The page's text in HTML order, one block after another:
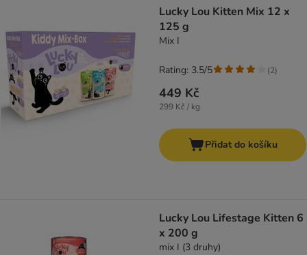
Lucky Lou Kitten Mix 12 x
125 g
Mix I
449 Kč
299 Kč / kg
Rating: 3.5/5 (2)
Přidat do košíku
Lucky Lou Lifestage Kitten 6
x 200 g
mix I (3 druhy)